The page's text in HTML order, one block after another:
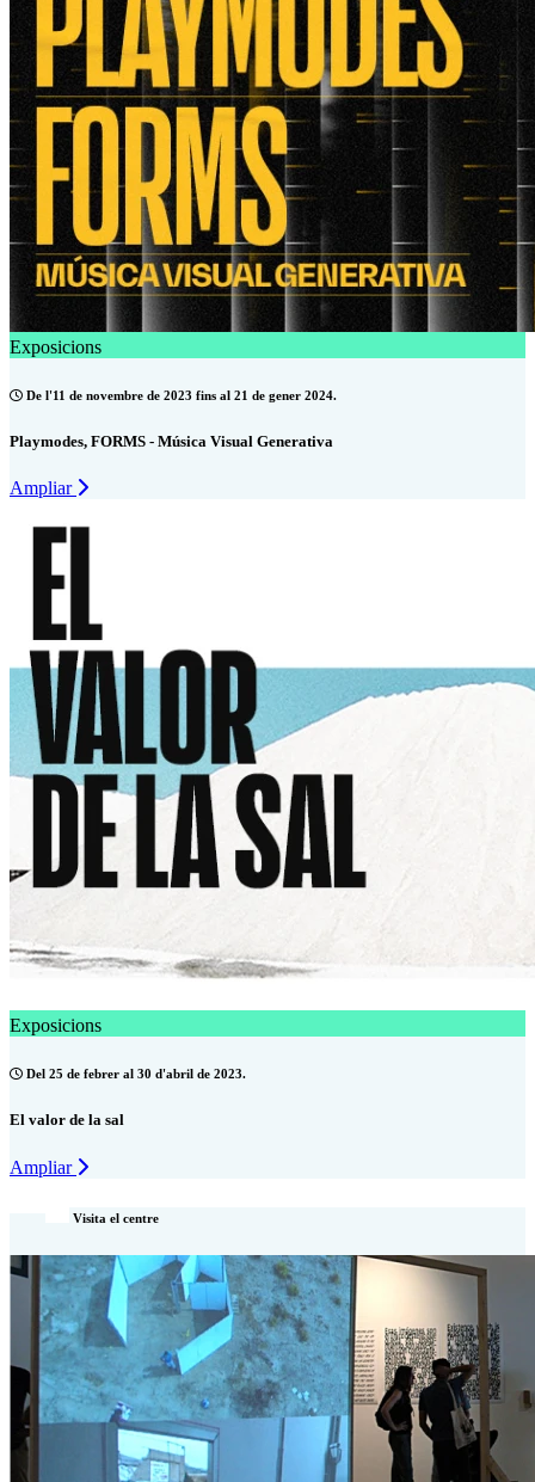
Exposicions
De l'11 de novembre de 2023 fins al 21 de gener 2024.
Playmodes, FORMS - Música Visual Generativa
Ampliar
Exposicions
Del 25 de febrer al 30 d'abril de 2023.
El valor de la sal
Ampliar
Visita el centre